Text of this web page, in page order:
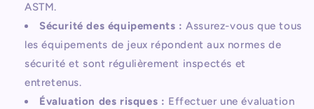
ASTM.
Sécurité des équipements : Assurez-vous que tous
les équipements de jeux répondent aux normes de
sécurité et sont régulièrement inspectés et
entretenus.
Évaluation des risques : Effectuer une évaluation